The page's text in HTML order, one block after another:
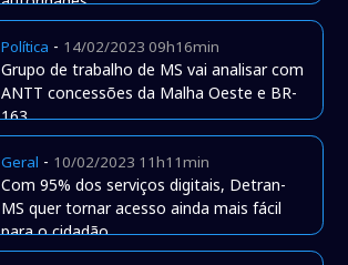
Política - 14/02/2023 09h16min
Grupo de trabalho de MS vai analisar com
ANTT concessões da Malha Oeste e BR-
163
Geral - 10/02/2023 11h11min
Com 95% dos serviços digitais, Detran-
MS quer tornar acesso ainda mais fácil
para o cidadão